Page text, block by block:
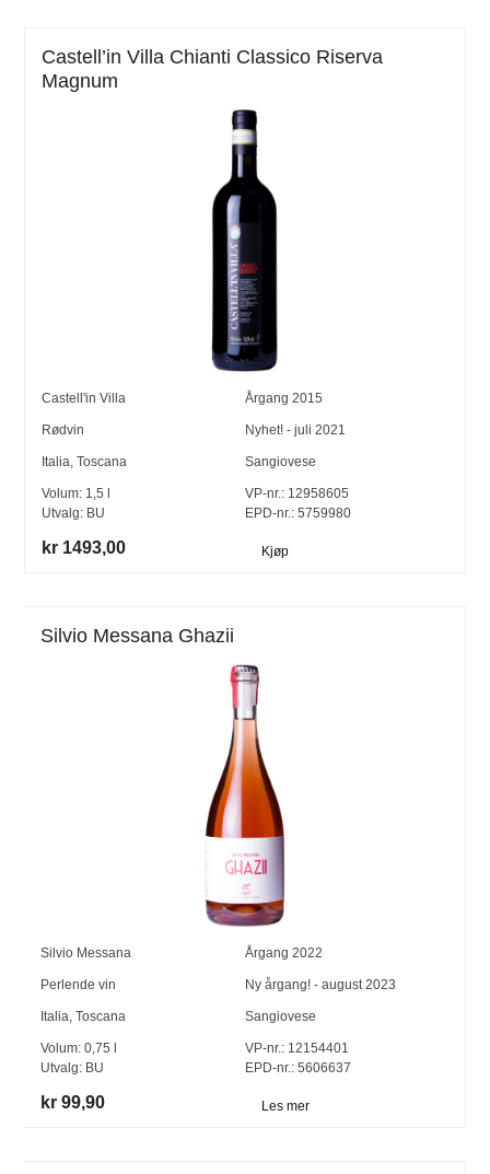
Castell’in Villa Chianti Classico Riserva
Magnum
Castell'in Villa Årgang 2015
Rødvin Nyhet! - juli 2021
Italia,Toscana Sangiovese
Volum: 1,5
Utvalg: BU
VP-nr.: 12958605
EPD-nr.: 5759980
kr 1493,00 Kjøp
Silvio Messana Ghazii
Silvio Messana Årgang 2022
Perlende vin Ny årgang! - august 2023
Italia,Toscana Sangiovese
Volum:0,75
Utvalg: BU
VP-nr.:12154401
EPD-nr.: 5606637
kr 99,90 Les mer